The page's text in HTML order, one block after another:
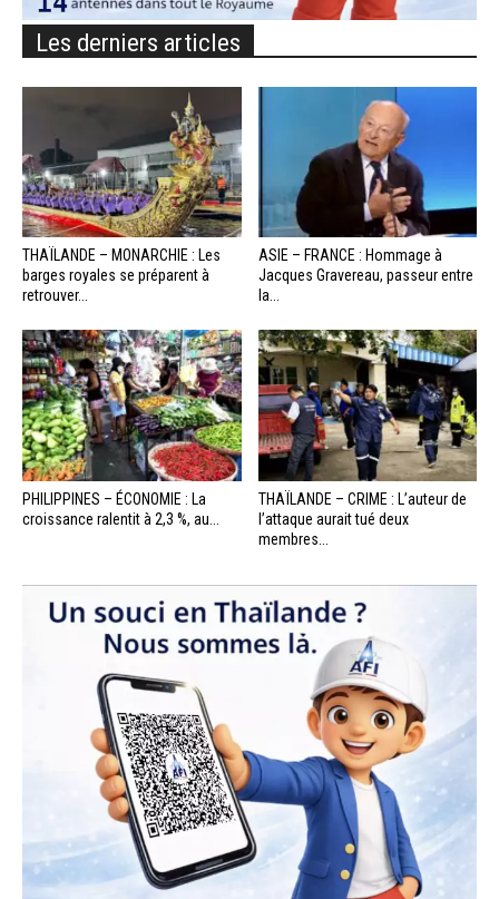
Les derniers articles
THAÏLANDE – MONARCHIE : Les
barges royales se préparent à
retrouver...
ASIE – FRANCE : Hommage à
Jacques Gravereau, passeur entre
la...
PHILIPPINES – ÉCONOMIE : La
croissance ralentit à 2,3 %, au...
THAÏLANDE – CRIME : L’auteur de
l’attaque aurait tué deux
membres...